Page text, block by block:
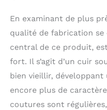
En examinant de plus
qualité de fabrication
central de ce produit,
fort. Il s’agit d’un cuir
bien vieillir,
encore plus de
coutures sont